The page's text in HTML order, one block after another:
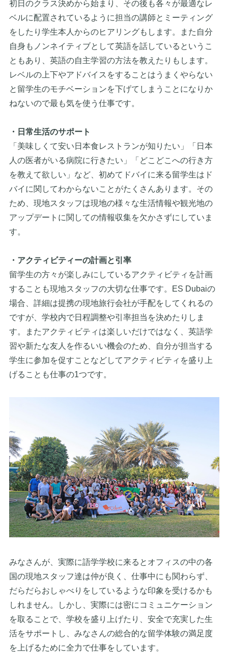
初日のクラス決めから始まり、その後も各々が最適なレ
ベルに配置されているように担当の講師とミーティング
をしたり学生本人からのヒアリングもします。また自分
自身もノンネイティブとして英語を話しているというこ
ともあり、英語の自主学習の方法を教えたりもします。
レベルの上下やアドバイスをすることはうまくやらない
と留学生のモチベーションを下げてしまうことになりか
ねないので最も気を使う仕事です。
・日常生活のサポート
「美味しくて安い日本食レストランが知りたい」「日本
人の医者がいる病院に行きたい」「どこどこへの行き方
を教えて欲しい」など、初めてドバイに来る留学生はド
バイに関してわからないことがたくさんあります。その
ため、現地スタッフは現地の様々な生活情報や観光地の
アップデートに関しての情報収集を欠かさずにしていま
す。
・アクティビティーの計画と引率
留学生の方々が楽しみにしているアクティビティを計画
することも現地スタッフの大切な仕事です。ES Dubaiの
場合、詳細は提携の現地旅行会社が手配をしてくれるの
ですが、学校内で日程調整や引率担当を決めたりしま
す。またアクティビティは楽しいだけではなく、英語学
習や新たな友人を作るいい機会のため、自分が担当する
学生に参加を促すことなどしてアクティビティを盛り上
げることも仕事の1つです。
みなさんが、実際に語学学校に来るとオフィスの中の各
国の現地スタッフ達は仲が良く、仕事中にも関わらず、
だらだらおしゃべりをしているような印象を受けるかも
しれません。しかし、実際には密にコミュニケーション
を取ることで、学校を盛り上げたり、安全で充実した生
活をサポートし、みなさんの総合的な留学体験の満足度
を上げるために全力で仕事をしています。